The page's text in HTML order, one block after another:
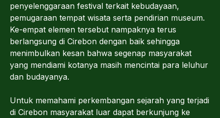
penyelenggaraan festival terkait kebudayaan,
pemugaraan tempat wisata serta pendirian museum.
Ke-empat elemen tersebut nampaknya terus
berlangsung di Cirebon dengan baik sehingga
menimbulkan kesan bahwa segenap masyarakat
yang mendiami kotanya masih mencintai para leluhur
dan budayanya.
Untuk memahami perkembangan sejarah yang terjadi
di Cirebon masyarakat luar dapat berkunjung ke